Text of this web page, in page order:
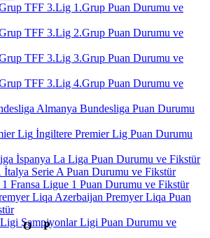
TFF 3.Lig 1.Grup Puan Durumu ve
TFF 3.Lig 2.Grup Puan Durumu ve
TFF 3.Lig 3.Grup Puan Durumu ve
TFF 3.Lig 4.Grup Puan Durumu ve
Almanya Bundesliga Puan Durumu
İngiltere Premier Lig Puan Durumu
İspanya La Liga Puan Durumu ve Fikstür
İtalya Serie A Puan Durumu ve Fikstür
Fransa Ligue 1 Puan Durumu ve Fikstür
Azerbaijan Premyer Liqa Puan
Şampiyonlar Ligi Puan Durumu ve
O P